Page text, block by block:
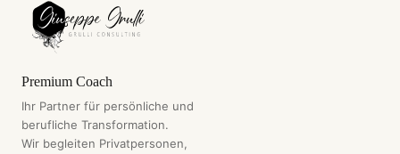
Premium Coach
Ihr Partner für persönliche und
berufliche Transformation.
Wir begleiten Privatpersonen,